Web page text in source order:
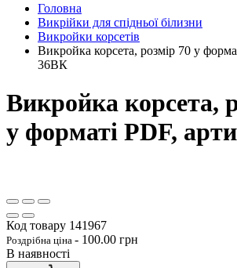
Головна
Викрійки для спідньої білизни
Викройки корсетів
Викройка корсета, розмір 70 у
36ВК
Викройка корсета,
у форматі PDF,
Код товару 141967
Роздрібна ціна - 100.00 грн
В наявності